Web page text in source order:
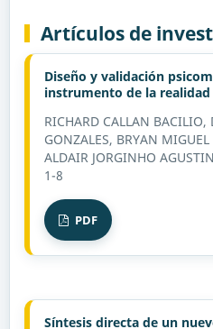
Artículos de
Diseño y validación
instrumento de la
RICHARD CALLAN BACILIO,
GONZALES, BRYAN
ALDAIR JORGINHO
1-8
PDF
Síntesis directa de un